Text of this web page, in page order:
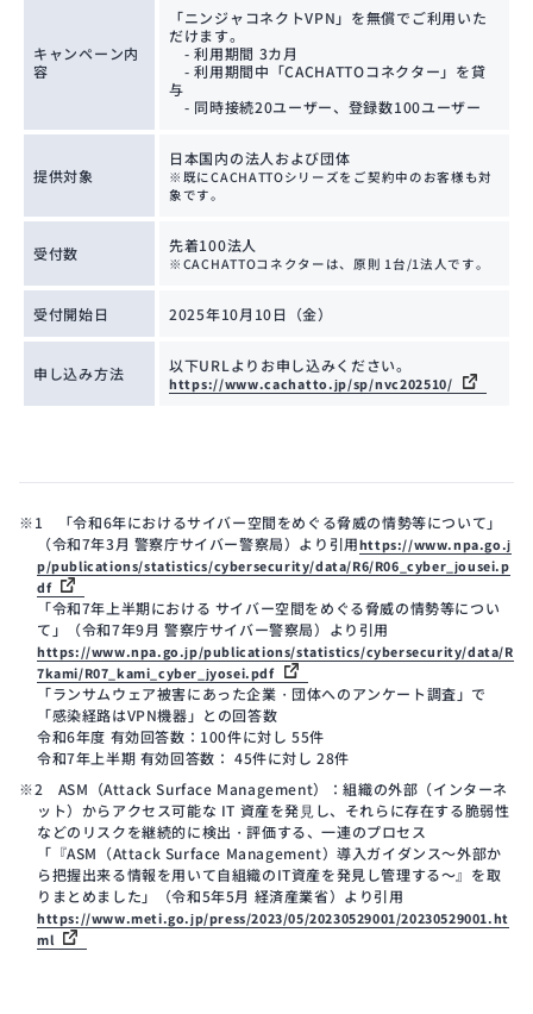
キャンペーン内
容
「ニンジャコネクトVPN」を無償でご利用いた
だけます。
- 利用期間 3カ月
- 利用期間中「CACHATTOコネクター」を貸
与
- 同時接続20ユーザー、登録数100ユーザー
提供対象
日本国内の法人および団体
※既にCACHATTOシリーズをご契約中のお客様も対
象です。
受付数 先着100法人
※CACHATTOコネクターは、原則 1台/1法人です。
受付開始日 2025年10月10日（金）
申し込み方法 以下URLよりお申し込みください。
https://www.cachatto.jp/sp/nvc202510/
※1 「令和6年におけるサイバー空間をめぐる脅威の情勢等について」
（令和7年3月 警察庁サイバー警察局）より引用https://www.npa.go.j
p/publications/statistics/cybersecurity/data/R6/R06_cyber_jousei.p
df
「令和7年上半期における サイバー空間をめぐる脅威の情勢等につい
て」（令和7年9月 警察庁サイバー警察局）より引用
https://www.npa.go.jp/publications/statistics/cybersecurity/data/R
7kami/R07_kami_cyber_jyosei.pdf
「ランサムウェア被害にあった企業・団体へのアンケート調査」で
「感染経路はVPN機器」との回答数
令和6年度 有効回答数：100件に対し 55件
令和7年上半期 有効回答数： 45件に対し 28件
※2 ASM（Attack Surface Management）：組織の外部（インターネ
ット）からアクセス可能な IT 資産を発⾒し、それらに存在する脆弱性
などのリスクを継続的に検出・評価する、一連のプロセス
「『ASM（Attack Surface Management）導入ガイダンス～外部か
ら把握出来る情報を用いて自組織のIT資産を発見し管理する～』を取
りまとめました」（令和5年5月 経済産業省）より引用
https://www.meti.go.jp/press/2023/05/20230529001/20230529001.ht
ml